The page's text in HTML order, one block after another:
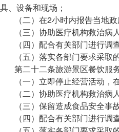
具、设备和现场；
（二）在2小时内报告当地
（三）协助医疗机构救治病
（四）配合有关部门进行调
（五）落实各部门要求采
第二十二条旅游景区餐饮服
（一）立即停止经营活动
（二）协助医疗机构救治病
（三）保留造成食品安全
（四）配合有关部门进行